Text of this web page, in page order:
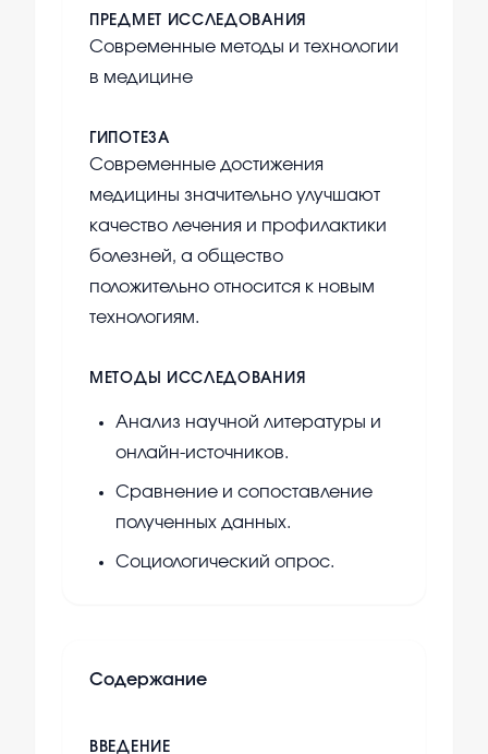
ПРЕДМЕТ ИССЛЕДОВАНИЯ
Современные методы и технологии
в медицине
ГИПОТЕЗА
Современные достижения
медицины значительно улучшают
качество лечения и профилактики
болезней, а общество
положительно относится к новым
технологиям.
МЕТОДЫ ИССЛЕДОВАНИЯ
Анализ научной литературы и
онлайн-источников.
Сравнение и сопоставление
полученных данных.
Социологический опрос.
Содержание
ВВЕДЕНИЕ